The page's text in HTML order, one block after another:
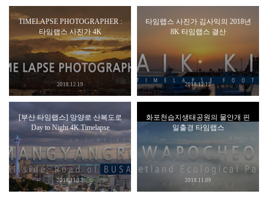
TIMELAPSE PHOTOGRAPHER :
타임랩스 사진가 4K
2018.12.19
타임랩스 사진가 김사익의 2018년
8K 타임랩스 결산
2018.12.12
[부산 타임랩스] 망양로 산복도로
Day to Night 4K Timelapse
2018.11.12
화포천습지생태공원의 물안개 핀
일출경 타임랩스
2018.11.09